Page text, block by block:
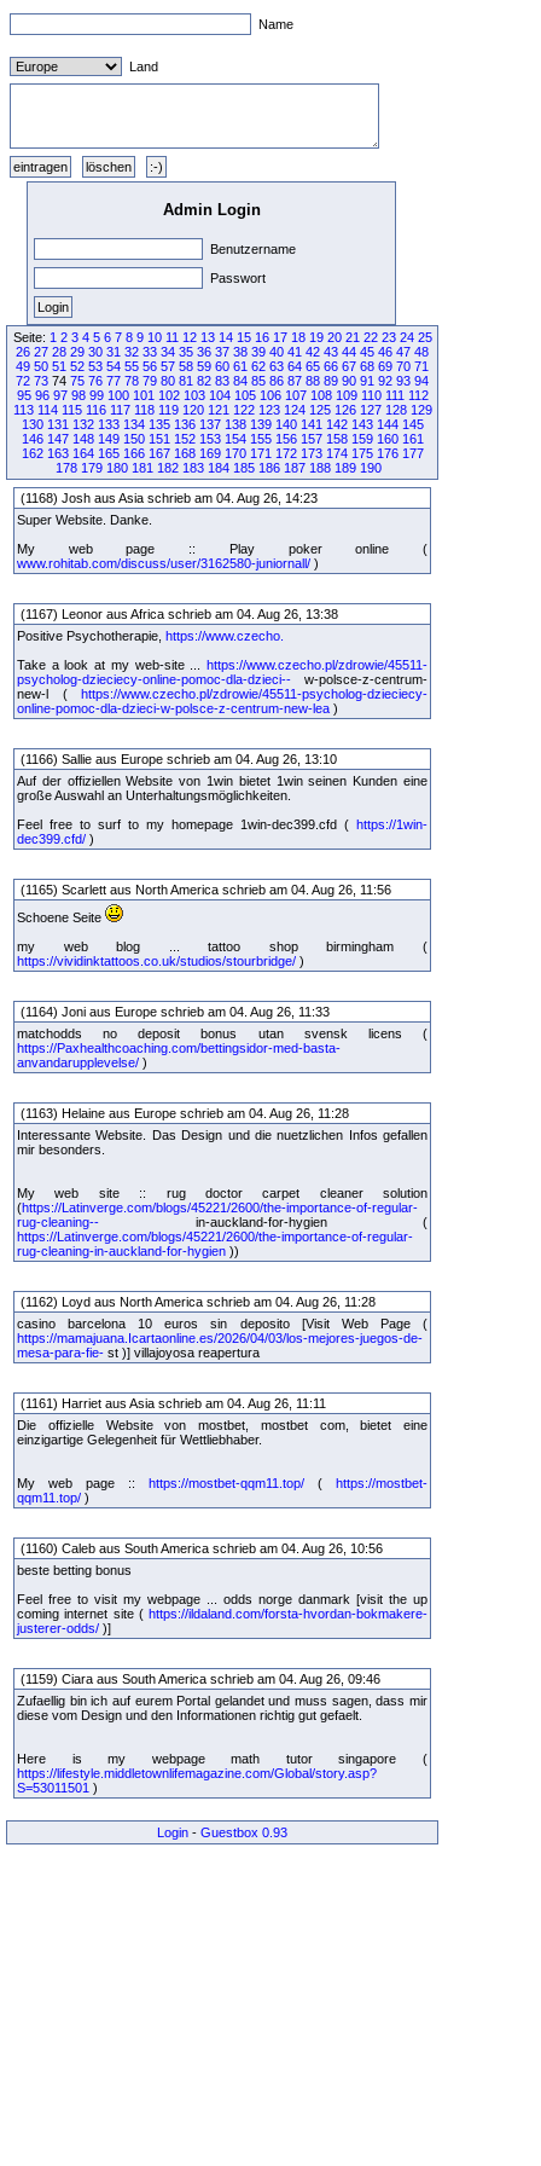
Name
Land
Admin Login
Benutzername
Passwort
Seite: 1 2 3 4 5 6 7 8 9 10 11 12 13 14 15 16 17 18 19 20 21 22 23 24 25
26 27 28 29 30 31 32 33 34 35 36 37 38 39 40 41 42 43 44 45 46 47 48
49 50 51 52 53 54 55 56 57 58 59 60 61 62 63 64 65 66 67 68 69 70 71
72 73 74 75 76 77 78 79 80 81 82 83 84 85 86 87 88 89 90 91 92 93 94
95 96 97 98 99 100 101 102 103 104 105 106 107 108 109 110 111 112
113 114 115 116 117 118 119 120 121 122 123 124 125 126 127 128 129
130 131 132 133 134 135 136 137 138 139 140 141 142 143 144 145
146 147 148 149 150 151 152 153 154 155 156 157 158 159 160 161
162 163 164 165 166 167 168 169 170 171 172 173 174 175 176 177
178 179 180 181 182 183 184 185 186 187 188 189 190
(1168) Josh aus Asia schrieb am 04. Aug 26, 14:23
Super Website. Danke.
My web page :: Play poker online (
www.rohitab.com/discuss/user/3162580-juniornall/ )
(1167) Leonor aus Africa schrieb am 04. Aug 26, 13:38
Positive Psychotherapie, https://www.czecho.
Take a look at my web-site ... https://www.czecho.pl/zdrowie/45511-
psycholog-dzieciecy-online-pomoc-dla-dzieci-- w-polsce-z-centrum-
new-l ( https://www.czecho.pl/zdrowie/45511-psycholog-dzieciecy-
online-pomoc-dla-dzieci-w-polsce-z-centrum-new-lea )
(1166) Sallie aus Europe schrieb am 04. Aug 26, 13:10
Auf der offiziellen Website von 1win bietet 1win seinen Kunden eine
große Auswahl an Unterhaltungsmöglichkeiten.
Feel free to surf to my homepage 1win-dec399.cfd ( https://1win-
dec399.cfd/ )
(1165) Scarlett aus North America schrieb am 04. Aug 26, 11:56
Schoene Seite
my web blog ... tattoo shop birmingham (
https://vividinktattoos.co.uk/studios/stourbridge/ )
(1164) Joni aus Europe schrieb am 04. Aug 26, 11:33
matchodds no deposit bonus utan svensk licens (
https://Paxhealthcoaching.com/bettingsidor-med-basta-
anvandarupplevelse/ )
(1163) Helaine aus Europe schrieb am 04. Aug 26, 11:28
Interessante Website. Das Design und die nuetzlichen Infos gefallen
mir besonders.
My web site :: rug doctor carpet cleaner solution
(https://Latinverge.com/blogs/45221/2600/the-importance-of-regular-
rug-cleaning-- in-auckland-for-hygien (
https://Latinverge.com/blogs/45221/2600/the-importance-of-regular-
rug-cleaning-in-auckland-for-hygien ))
(1162) Loyd aus North America schrieb am 04. Aug 26, 11:28
casino barcelona 10 euros sin deposito [Visit Web Page (
https://mamajuana.Icartaonline.es/2026/04/03/los-mejores-juegos-de-
mesa-para-fie- st )] villajoyosa reapertura
(1161) Harriet aus Asia schrieb am 04. Aug 26, 11:11
Die offizielle Website von mostbet, mostbet com, bietet eine
einzigartige Gelegenheit für Wettliebhaber.
My web page :: https://mostbet-qqm11.top/ ( https://mostbet-
qqm11.top/ )
(1160) Caleb aus South America schrieb am 04. Aug 26, 10:56
beste betting bonus
Feel free to visit my webpage ... odds norge danmark [visit the up
coming internet site ( https://ildaland.com/forsta-hvordan-bokmakere-
justerer-odds/ )]
(1159) Ciara aus South America schrieb am 04. Aug 26, 09:46
Zufaellig bin ich auf eurem Portal gelandet und muss sagen, dass mir
diese vom Design und den Informationen richtig gut gefaelt.
Here is my webpage math tutor singapore (
https://lifestyle.middletownlifemagazine.com/Global/story.asp?
S=53011501 )
Login - Guestbox 0.93